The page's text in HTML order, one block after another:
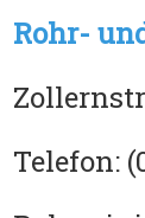
Rohr-
Telefon: